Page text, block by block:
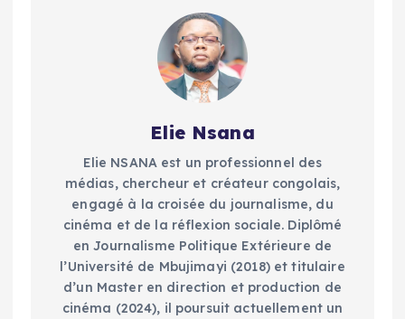
Elie Nsana
Elie NSANA est un professionnel des
médias, chercheur et créateur congolais,
engagé à la croisée du journalisme, du
cinéma et de la réflexion sociale. Diplômé
en Journalisme Politique Extérieure de
l’Université de Mbujimayi (2018) et titulaire
d’un Master en direction et production de
cinéma (2024), il poursuit actuellement un